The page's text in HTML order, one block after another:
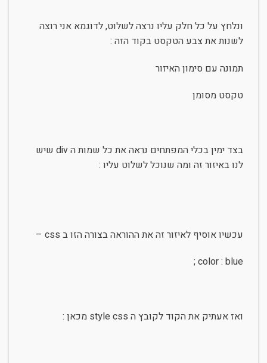
ונלחץ על כל חלק עליו נרצה לשלוט, לדוגמא אני רוצה
לשנות את צבע הטקסט בקוד הזה :
תמונה עם סימון האיזור
טקסט מסומן
בצד ימין בכלי המפתחים נראה את כל שמות ה div שיש
לנו באיזור זה ומה שנוכל לשלוט עליו :
עכשיו אוסיף לאיזור זה את ההוראה בצורה הזו ב css –
color : blue ;
ואז אעתיק את הקוד לקובץ ה style css מכאן :